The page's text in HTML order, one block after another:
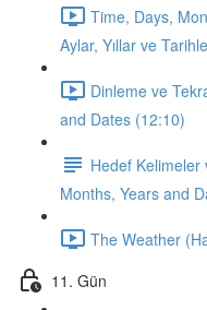
Time, Days,
Aylar, Yıllar ve
Dinleme ve
and Dates (12:10)
Hedef Kelimeler
Months, Years and
The Weather
11. Gün